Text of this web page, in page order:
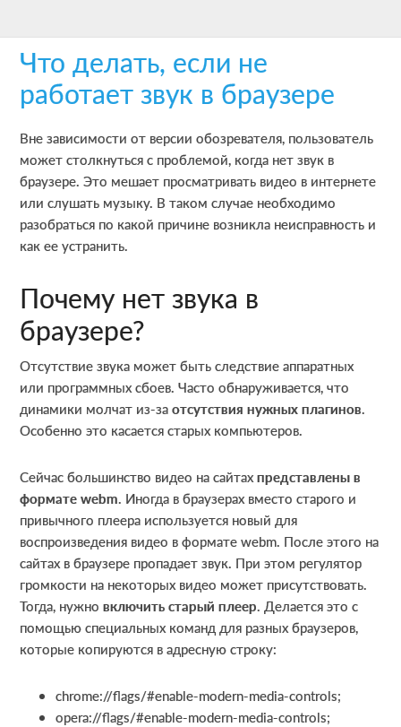
main
content
primary
sidebar
footer
Что делать, если не
работает звук в браузере
Вне зависимости от версии обозревателя, пользователь
может столкнуться с проблемой, когда нет звук в
браузере. Это мешает просматривать видео в интернете
или слушать музыку. В таком случае необходимо
разобраться по какой причине возникла неисправность и
как ее устранить.
Почему нет звука в
браузере?
Отсутствие звука может быть следствие аппаратных
или программных сбоев. Часто обнаруживается, что
динамики молчат из-заотсутствия нужных плагинов.
Особенно это касается старых компьютеров.
Сейчас большинство видео на сайтахпредставлены в
формате webm. Иногда в браузерах вместо старого и
привычного плеера используется новый для
воспроизведения видео в формате webm. После этого на
сайтах в браузере пропадает звук. При этом регулятор
громкости на некоторых видео может присутствовать.
Тогда, нужновключить старый плеер. Делается это с
помощью специальных команд для разных браузеров,
которые копируются в адресную строку:
chrome://flags/#enable-modern-media-controls;
opera://flags/#enable-modern-media-controls;